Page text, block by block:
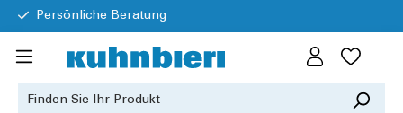
Persönliche Beratung